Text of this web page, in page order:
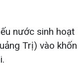
nước sinh hoạt
Trị) vào khốn